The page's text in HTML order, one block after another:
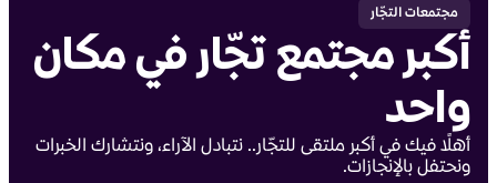
مجتمعات التجّار
أكبر مجتمع تجّار في مكان
واحد
أهلًا فيك في أكبر ملتقى للتجّار.. نتبادل الآراء، ونتشارك الخبرات
ونحتفل بالإنجازات.